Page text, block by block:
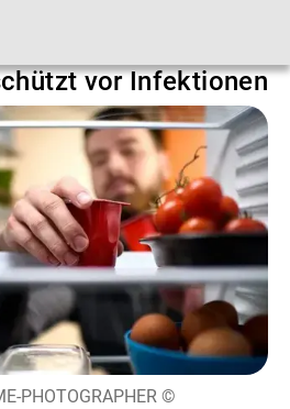
vor Infektionen
© Getty Images / EXTREME-PHOTOGRAPHER